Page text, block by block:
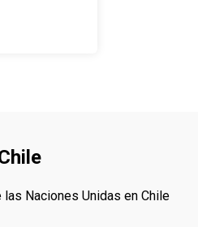
Naciones Unidas en Chile